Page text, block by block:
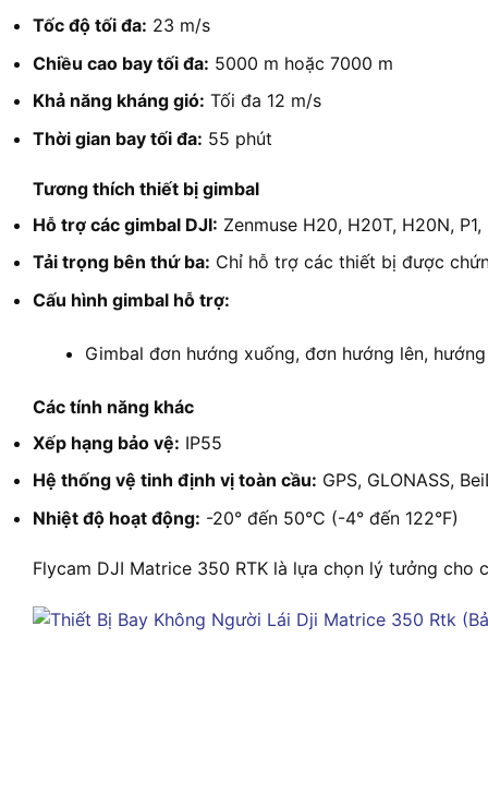
Tốc độ tối đa: 23 m/s
Chiều cao bay tối đa: 5000 m hoặc 7000 m
Khả năng kháng gió: Tối đa 12 m/s
Thời gian bay tối đa: 55 phút
Tương thích thiết bị gimbal
Hỗ trợ các gimbal DJI: Zenmuse H20, H20T, H20N, P1,
Tải trọng bên thứ ba: Chỉ hỗ trợ các thiết bị được
Cấu hình gimbal hỗ trợ:
Gimbal đơn hướng xuống, đơn hướng lên,
Các tính năng khác
Xếp hạng bảo vệ: IP55
Hệ thống vệ tinh định vị toàn cầu: GPS, GLONASS,
Nhiệt độ hoạt động: -20° đến 50°C (-4° đến 122°F)
Flycam DJI Matrice 350 RTK là lựa chọn lý tưởng